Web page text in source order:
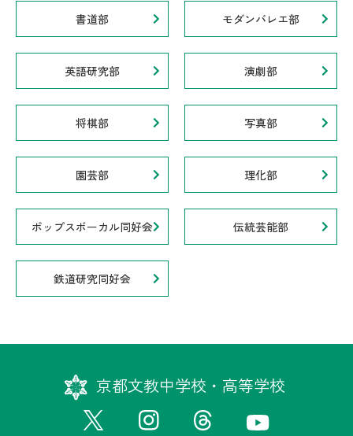
書道部 モダンバレエ部
英語研究部 演劇部
将棋部 写真部
園芸部 理化部
ポップスボーカル同好会 伝統芸能部
鉄道研究同好会
京都文教中学校・高等学校